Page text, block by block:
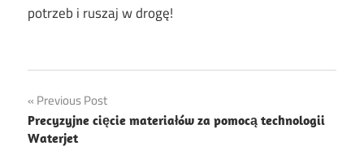
potrzeb i ruszaj w drogę!
Nawigacja
wpisu
Previous Post
Precyzyjne cięcie materiałów za pomocą technologii
Waterjet